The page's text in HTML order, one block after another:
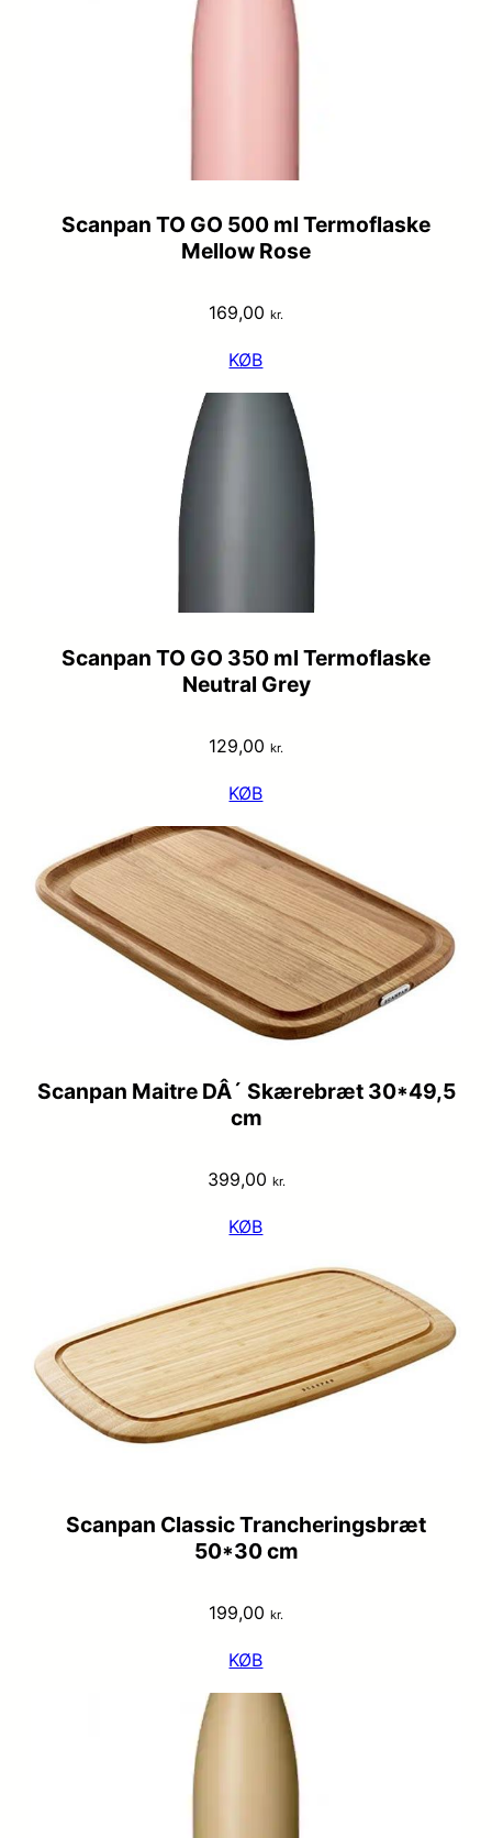
Scanpan TO GO 500 ml Termoflaske
Mellow Rose
169,00 kr.
KØB
Scanpan TO GO 350 ml Termoflaske
Neutral Grey
129,00 kr.
KØB
Scanpan Maitre DÂ´ Skærebræt 30*49,5
cm
399,00 kr.
KØB
Scanpan Classic Trancheringsbræt
50*30 cm
199,00 kr.
KØB